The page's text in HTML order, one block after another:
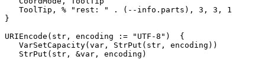
   ToolTip, % "rest: " . (--info.parts), 3, 3, 1
}
URIEncode(str, encoding := "UTF-8")  {
   VarSetCapacity(var, StrPut(str, encoding))
   StrPut(str, &var, encoding)